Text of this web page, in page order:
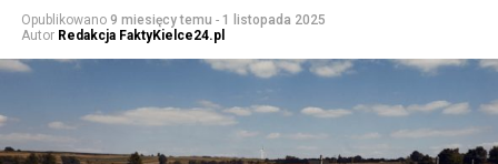
Opublikowano 9 miesięcy temu - 1 listopada 2025
Autor Redakcja FaktyKielce24.pl